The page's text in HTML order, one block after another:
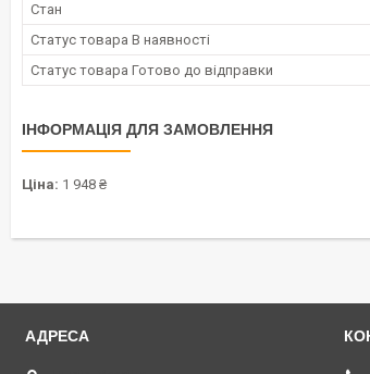
Стан
Статус товара В наявності
Статус товара Готово до відправки
ІНФОРМАЦІЯ ДЛЯ ЗАМОВЛЕННЯ
Ціна: 1 948 ₴